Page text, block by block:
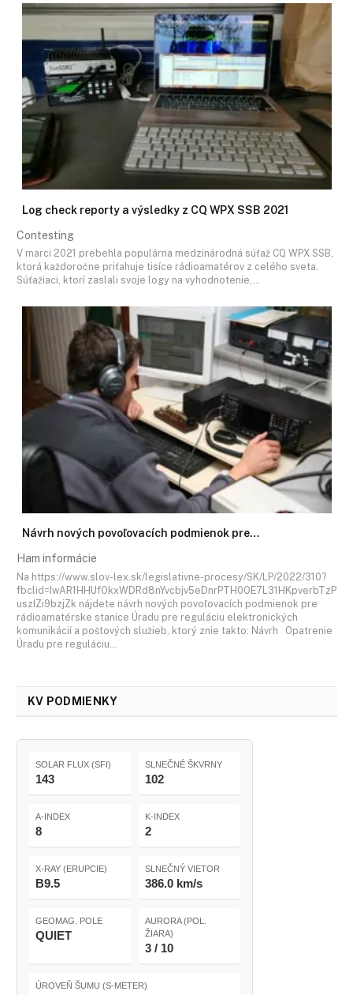
Log check reporty a výsledky z CQ WPX SSB 2021
Contesting
V marci 2021 prebehla populárna medzinárodná súťaž CQ WPX SSB,
ktorá každoročne priťahuje tisíce rádioamatérov z celého sveta.
Súťažiaci, ktorí zaslali svoje logy na vyhodnotenie,…
Návrh nových povoľovacích podmienok pre…
Ham informácie
Na https://www.slov-lex.sk/legislativne-procesy/SK/LP/2022/310?
fbclid=IwAR1HHUfOkxWDRd8nYvcbjv5eDnrPTH0OE7L31HKpverbTzP
uszIZi9bzjZk nájdete návrh nových povoľovacích podmienok pre
rádioamatérske stanice Úradu pre reguláciu elektronických
komunikácií a poštových služieb, ktorý znie takto: Návrh Opatrenie
Úradu pre reguláciu…
KV PODMIENKY
SOLAR FLUX (SFI)
143
SLNEČNÉ ŠKVRNY
102
A-INDEX
8
K-INDEX
2
X-RAY (ERUPCIE)
B9.5
SLNEČNÝ VIETOR
386.0 km/s
GEOMAG. POLE
QUIET
AURORA (POL.
ŽIARA)
3 / 10
ÚROVEŇ ŠUMU (S-METER)